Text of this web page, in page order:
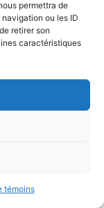
permettra de
ou les ID
retirer son
caractéristiques
témoins
passons de
Ces